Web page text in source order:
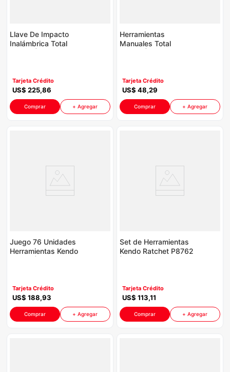
Llave De Impacto
Inalámbrica Total
Tarjeta Crédito
US$ 225,86
Comprar + Agregar
Herramientas
Manuales Total
Tarjeta Crédito
US$ 48,29
Comprar + Agregar
Juego 76 Unidades
Herramientas Kendo
Tarjeta Crédito
US$ 188,93
Comprar + Agregar
Set de Herramientas
Kendo Ratchet P8762
Tarjeta Crédito
US$ 113,11
Comprar + Agregar